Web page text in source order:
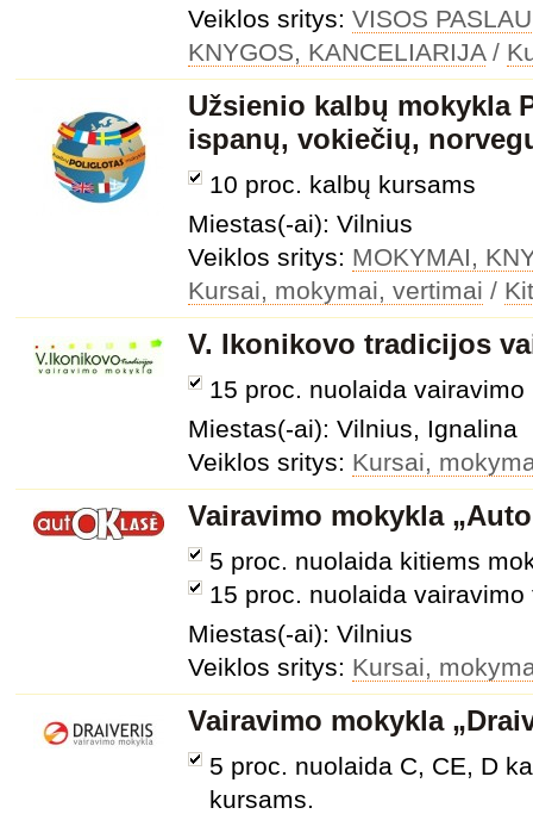
Veiklos sritys: VISOS
KNYGOS, KANCELIARIJA/
Užsienio kalbų mokykla
ispanų, vokiečių,
10 proc. kalbų kursams
Miestas(-ai): Vilnius
Veiklos sritys: MOKYMAI,
Kursai, mokymai, vertimai /
V. Ikonikovo tradicijos
15 proc. nuolaida vairavimo
Miestas(-ai): Vilnius, Ignalina
Veiklos sritys: Kursai,
Vairavimo mokykla
5 proc. nuolaida kitiems
15 proc. nuolaida
Miestas(-ai): Vilnius
Veiklos sritys: Kursai,
Vairavimo mokykla
5 proc. nuolaida C, CE, D
kursams.